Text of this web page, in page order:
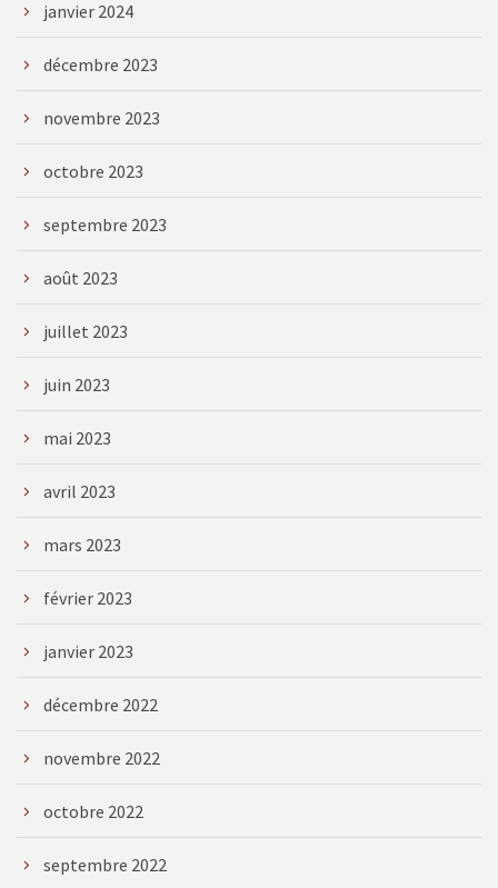
janvier 2024
décembre 2023
novembre 2023
octobre 2023
septembre 2023
août 2023
juillet 2023
juin 2023
mai 2023
avril 2023
mars 2023
février 2023
janvier 2023
décembre 2022
novembre 2022
octobre 2022
septembre 2022